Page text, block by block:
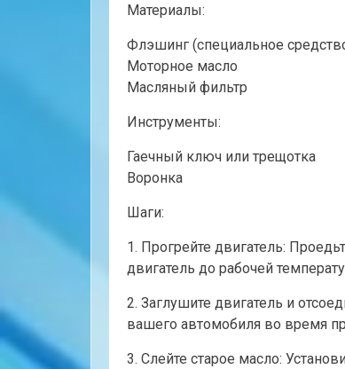
Материалы:
Флэшинг (специальное
Моторное масло
Масляный фильтр
Инструменты:
Гаечный ключ или трещотка
Воронка
Шаги:
1. Прогрейте двигатель:
двигатель до рабочей
2. Заглушите двигатель и
вашего автомобиля во время
3. Слейте старое масло: